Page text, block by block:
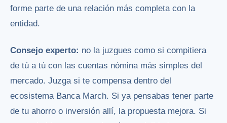
forme parte de una relación más completa con la
entidad.
Consejo experto: no la juzgues como si compitiera
de tú a tú con las cuentas nómina más simples del
mercado. Juzga si te compensa dentro del
ecosistema Banca March. Si ya pensabas tener parte
de tu ahorro o inversión allí, la propuesta mejora. Si